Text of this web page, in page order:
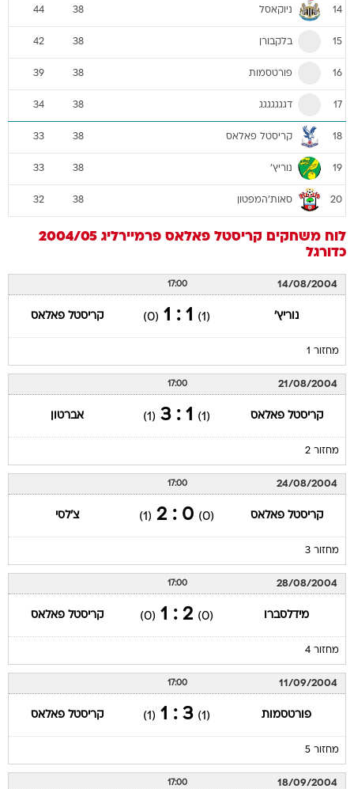
14 ניוקאסל 38
44
15 בלקבורן 38
42
16 פורטסמות 38
39
17 דגגגגגגג 38
34
18 קריסטל פאלאס 38
33
19 נוריץ' 38
33
20 סאות'המפטון 38
32
לוח משחקים קריסטל פאלאס פרמיירליג 2004/05
כדורגל
14/08/2004
17:00
נוריץ' (1)
1 : 1
(0) קריסטל פאלאס
מחזור 1
21/08/2004
17:00
קריסטל פאלאס (1)
1 : 3
(1) אברטון
מחזור 2
24/08/2004
17:00
קריסטל פאלאס (0)
0 : 2
(1) צ'לסי
מחזור 3
28/08/2004
17:00
מידלסברו (0)
2 : 1
(0) קריסטל פאלאס
מחזור 4
11/09/2004
17:00
פורטסמות (1)
3 : 1
(1) קריסטל פאלאס
מחזור 5
18/09/2004
17:00